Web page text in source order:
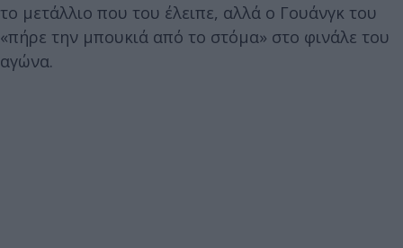
το μετάλλιο που του έλειπε, αλλά ο Γουάνγκ του
«πήρε την μπουκιά από το στόμα» στο φινάλε του
αγώνα.